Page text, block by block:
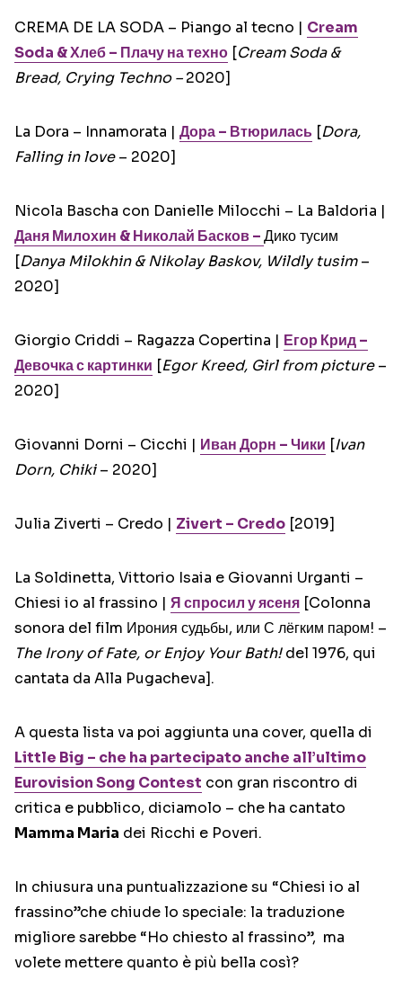
CREMA DE LA SODA – Piango al tecno | Cream
Soda & Хлеб – Плачу на техно [Cream Soda &
Bread, Crying Techno – 2020]
La Dora – Innamorata | Дора – Втюрилась [Dora,
Falling in love– 2020]
Nicola Bascha con Danielle Milocchi – La Baldoria |
Даня Милохин & Николай Басков –Дико тусим
[Danya Milokhin & Nikolay Baskov, Wildly tusim–
2020]
Giorgio Criddi – Ragazza Copertina | Егор Крид –
Девочка с картинки [Egor Kreed, Girl from picture–
2020]
Giovanni Dorni – Cicchi | Иван Дорн – Чики [Ivan
Dorn, Chiki– 2020]
Julia Ziverti – Credo | Zivert – Credo [2019]
La Soldinetta, Vittorio Isaia e Giovanni Urganti –
Chiesi io al frassino | Я спросил у ясеня [Colonna
sonora del film Ирония судьбы, или С лёгким паром! –
The Irony of Fate, or Enjoy Your Bath!del 1976, qui
cantata da Alla Pugacheva].
A questa lista va poi aggiunta una cover, quella di
Little Big – che ha partecipato anche all’ultimo
Eurovision Song Contest con gran riscontro di
critica e pubblico, diciamolo – che ha cantato
Mamma Maria dei Ricchi e Poveri.
In chiusura una puntualizzazione su “Chiesi io al
frassino”che chiude lo speciale: la traduzione
migliore sarebbe “Ho chiesto al frassino”, ma
volete mettere quanto è più bella così?